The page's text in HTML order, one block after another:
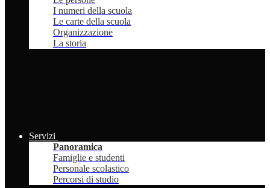
I numeri della scuola
Le carte della scuola
Organizzazione
La storia
Servizi
Panoramica
Famiglie e studenti
Personale scolastico
Percorsi di studio